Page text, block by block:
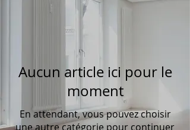
Aucun article ici pour le
moment
En attendant, vous pouvez choisir
une autre catégorie pour continuer